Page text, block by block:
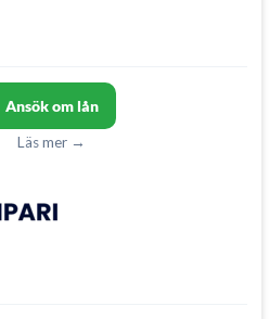
Ansök om lån
Läs mer →